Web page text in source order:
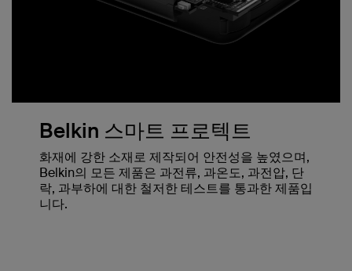
Belkin 스마트 프로텍트
화재에 강한 소재로 제작되어 안전성을 높였으며,
Belkin의 모든 제품은 과전류, 과온도, 과전압, 단
락, 과부하에 대한 철저한 테스트를 통과한 제품입
니다.